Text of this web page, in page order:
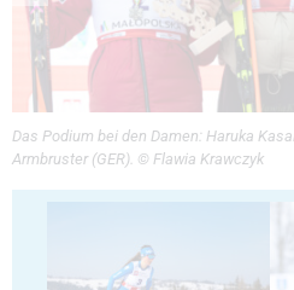
Das Podium bei den Damen: Haruka
Armbruster (GER). © Flawia Krawczyk